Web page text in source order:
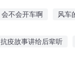
会不会开车啊 风车
抗疫故事讲给后辈听